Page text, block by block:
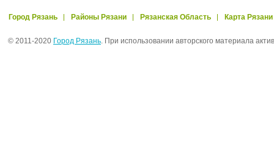
Город Рязань Районы Рязани Рязанская Область Карта Рязани
© 2011-2020 Город Рязань. При использовании авторского материала